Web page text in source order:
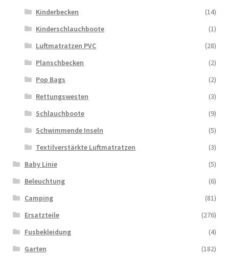
Kinderbecken
(14)
Kinderschlauchboote
(1)
Luftmatratzen PVC
(28)
Planschbecken
(2)
Pop Bags
(2)
Rettungswesten
(3)
Schlauchboote
(9)
Schwimmende Inseln
(5)
Textilverstärkte Luftmatratzen
(3)
Baby Linie
(5)
Beleuchtung
(6)
Camping
(81)
Ersatzteile
(276)
Fusbekleidung
(4)
Garten
(182)